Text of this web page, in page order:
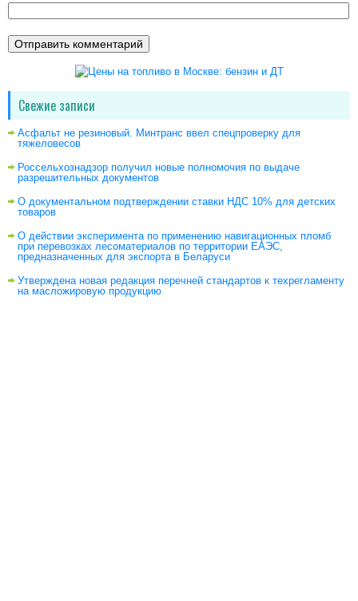
Свежие записи
Асфальт не резиновый. Минтранс ввел спецпроверку для
тяжеловесов
Россельхознадзор получил новые полномочия по выдаче
разрешительных документов
О документальном подтверждении ставки НДС 10% для детских
товаров
О действии эксперимента по применению навигационных пломб
при перевозках лесоматериалов по территории ЕАЭС,
предназначенных для экспорта в Беларуси
Утверждена новая редакция перечней стандартов к техрегламенту
на масложировую продукцию